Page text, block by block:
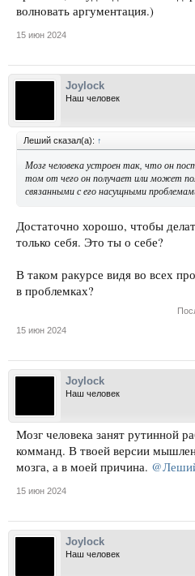
волновать аргументация.)
15 июн 2024
Joylock
Наш человек
Леший сказал(а): ↑
Мозг человека устроен так, что он
том от чего он получает или может
связанными с его насущными
Достаточно хорошо, чтобы
только себя. Это ты о себе?
В таком ракурсе видя во всех
в проблемках?
15 июн 2024
Joylock
Наш человек
Мозг человека занят рутинной
комманд. В твоей версии
мозга, а в моей причина.
15 июн 2024
Joylock
Наш человек